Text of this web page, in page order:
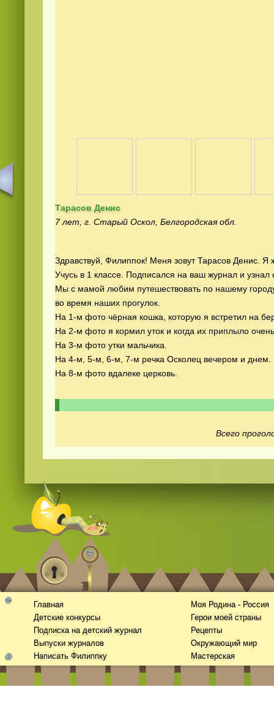
Тарасов Денис
7 лет, г. Старый Оскол, Белгородская обл.
Здравствуй, Филиппок! Меня зовут Тарасов Денис. Я
Учусь в 1 классе. Подписался на ваш журнал и
Мы с мамой любим путешествовать по нашему
во время наших прогулок.
На 1-м фото чёрная кошка, которую я встретил на
На 2-м фото я кормил уток и когда их приплыло
На 3-м фото утки мальчика.
На 4-м, 5-м, 6-м, 7-м речка Осколец вечером и днем.
На 8-м фото вдалеке церковь.
Всего
Главная
Детские конкурсы
Подписка на детский журнал
Выпуски журналов
Написать Филиппку
Моя Родина - Россия
Герои моей страны
Рецепты
Окружающий мир
Мастерская
Смотреть видео онлайн